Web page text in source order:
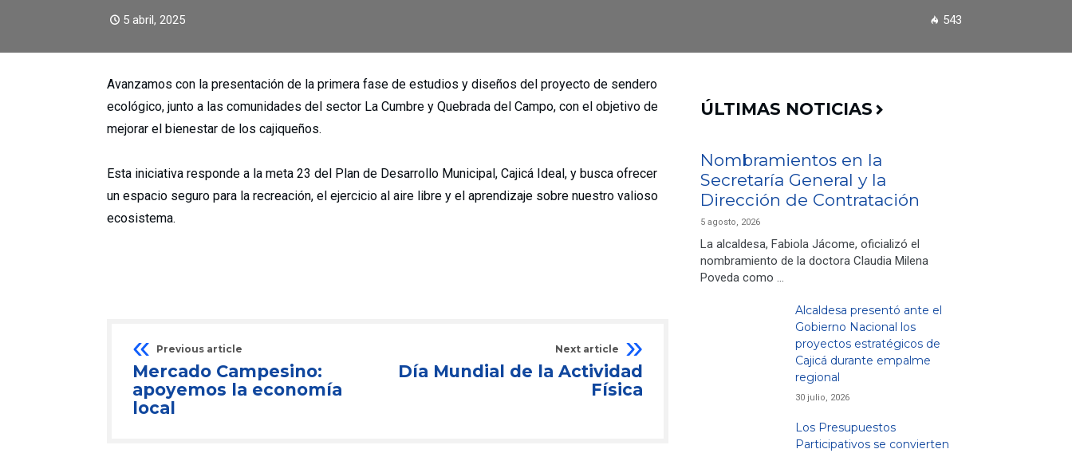
5 abril, 2025 543
Avanzamos con la presentación de la primera fase de estudios y diseños del proyecto de sendero
ecológico, junto a las comunidades del sector La Cumbre y Quebrada del Campo, con el objetivo de
mejorar el bienestar de los cajiqueños.
Esta iniciativa responde a la meta 23 del Plan de Desarrollo Municipal, Cajicá Ideal, y busca ofrecer
un espacio seguro para la recreación, el ejercicio al aire libre y el aprendizaje sobre nuestro valioso
ecosistema.
Previous article
Mercado Campesino:
apoyemos la economía
local
Next article
Día Mundial de la Actividad
Física
ÚLTIMAS NOTICIAS
Nombramientos en la
Secretaría General y la
Dirección de Contratación
5 agosto, 2026
La alcaldesa, Fabiola Jácome, oficializó el
nombramiento de la doctora Claudia Milena
Poveda como …
Alcaldesa presentó ante el
Gobierno Nacional los
proyectos estratégicos de
Cajicá durante empalme
regional
30 julio, 2026
Los Presupuestos
Participativos se convierten